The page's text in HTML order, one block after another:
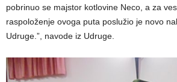
pobrinuo se majstor kotlovine Neco, a za
raspoloženje ovoga puta poslužio je novo
Udruge.”, navode iz Udruge.